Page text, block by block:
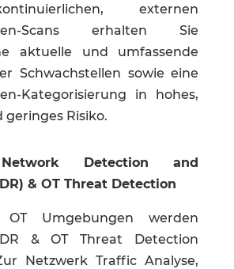
externen
Scans erhalten Sie
aktuelle und umfassende
Schwachstellen sowie eine
Kategorisierung in hohes,
Risiko.
Network Detection and
& OT Threat Detection
Umgebungen werden
& OT Threat Detection
Netzwerk Traffic Analyse,